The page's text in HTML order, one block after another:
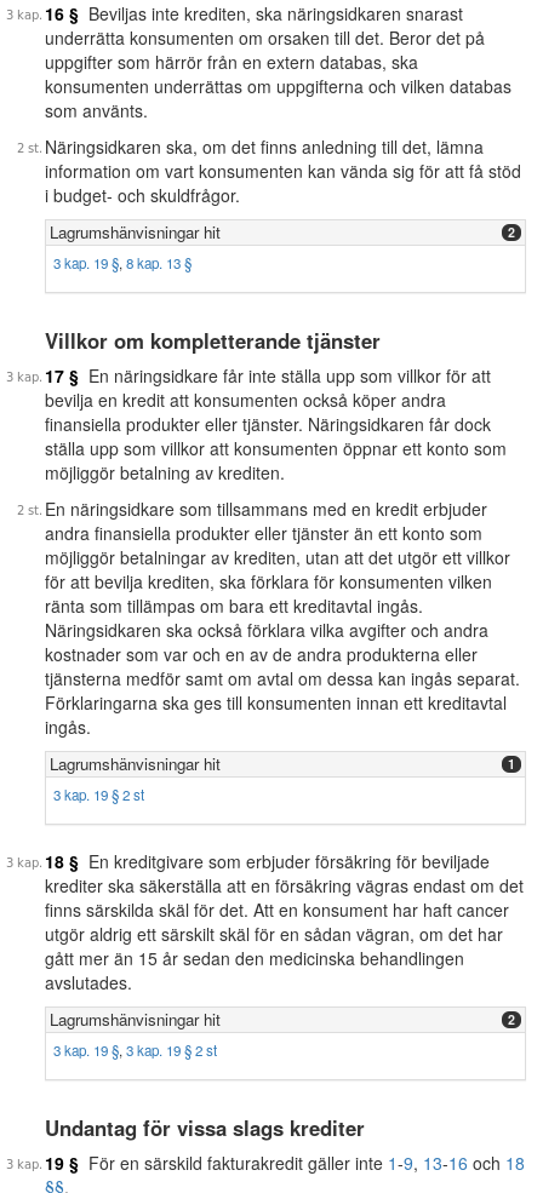
16 § Beviljas inte krediten, ska näringsidkaren snarast
underrätta konsumenten om orsaken till det. Beror det på
uppgifter som härrör från en extern databas, ska
konsumenten underrättas om uppgifterna och vilken databas
som använts.
Näringsidkaren ska, om det finns anledning till det, lämna
information om vart konsumenten kan vända sig för att få stöd
i budget- och skuldfrågor.
Lagrumshänvisningar hit 2
3 kap. 19 §, 8 kap. 13 §
Villkor om kompletterande tjänster
17 § En näringsidkare får inte ställa upp som villkor för att
bevilja en kredit att konsumenten också köper andra
finansiella produkter eller tjänster. Näringsidkaren får dock
ställa upp som villkor att konsumenten öppnar ett konto som
möjliggör betalning av krediten.
En näringsidkare som tillsammans med en kredit erbjuder
andra finansiella produkter eller tjänster än ett konto som
möjliggör betalningar av krediten, utan att det utgör ett villkor
för att bevilja krediten, ska förklara för konsumenten vilken
ränta som tillämpas om bara ett kreditavtal ingås.
Näringsidkaren ska också förklara vilka avgifter och andra
kostnader som var och en av de andra produkterna eller
tjänsterna medför samt om avtal om dessa kan ingås separat.
Förklaringarna ska ges till konsumenten innan ett kreditavtal
ingås.
Lagrumshänvisningar hit 1
3 kap. 19 § 2 st
18 § En kreditgivare som erbjuder försäkring för beviljade
krediter ska säkerställa att en försäkring vägras endast om det
finns särskilda skäl för det. Att en konsument har haft cancer
utgör aldrig ett särskilt skäl för en sådan vägran, om det har
gått mer än 15 år sedan den medicinska behandlingen
avslutades.
Lagrumshänvisningar hit 2
3 kap. 19 §, 3 kap. 19 § 2 st
Undantag för vissa slags krediter
19 § För en särskild fakturakredit gäller inte 1-9, 13-16 och 18
§§.